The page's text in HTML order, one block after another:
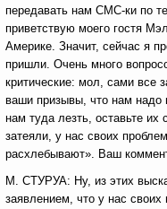
передавать нам СМС-ки по
приветствую моего гостя
Америке. Значит, сейчас я
пришли. Очень много
критические: мол, сами все
ваши призывы, что нам
нам туда лезть, оставьте
затеяли, у нас своих
расхлебывают». Ваш
М. СТУРУА: Ну, из этих
заявлением, что у нас своих